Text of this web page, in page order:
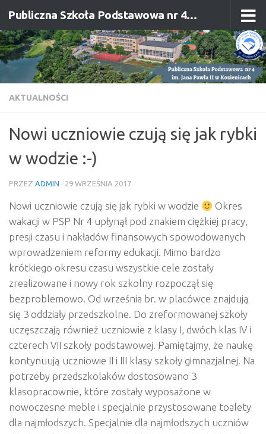
Przejdź do treści Publiczna Szkoła Podstawowa nr 4 im. Jana Pawła II w Kozienicach
AKTUALNOŚCI
Nowi uczniowie czują się jak rybki
w wodzie :-)
PRZEZ ADMIN · 29 WRZEŚNIA 2017
Nowi uczniowie czują się jak rybki w wodzie
Okres
wakacji w PSP Nr 4 upłynął pod znakiem ciężkiej pracy,
presji czasu i nakładów finansowych spowodowanych
wprowadzeniem reformy edukacji. Mimo bardzo
krótkiego okresu czasu wszystkie cele zostały
zrealizowane i nowy rok szkolny rozpoczął się
bezproblemowo. Od września br. w placówce znajdują
się 3 oddziały przedszkolne. Do zreformowanej szkoły
uczęszczają również uczniowie z klasy I, dwóch klas IV i
czterech VII szkoły podstawowej. Pamiętajmy, że naukę
kontynuują uczniowie II i III klasy szkoły gimnazjalnej. Na
potrzeby przedszkolaków dostosowano 3
klasopracownie, które zostały wyposażone w
nowoczesne meble i specjalnie przystosowane toalety
dla najmłodszych. Specjalnie dla najmłodszych uczniów